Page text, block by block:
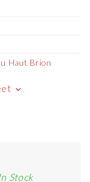
Haut Brion
keyboard_arrow_down
Stock